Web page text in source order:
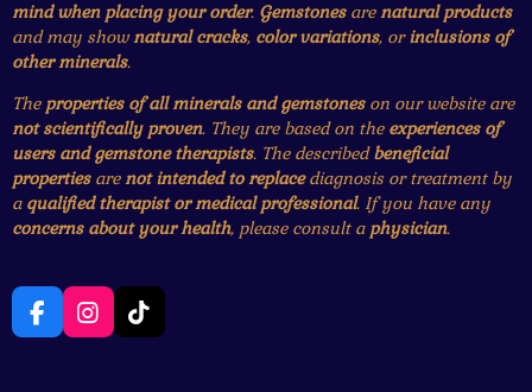
mind when placing your order. Gemstonesarenatural products
and may shownatural cracks, color variations, orinclusions of
other minerals.
The properties of all minerals and gemstoneson our website are
not scientifically proven. They are based on the experiences of
users and gemstone therapists. The describedbeneficial
propertiesarenot intended to replacediagnosis or treatment by
a qualified therapist or medical professional. If you have any
concerns about your health, please consult a physician.
F
a
I
n
T
i